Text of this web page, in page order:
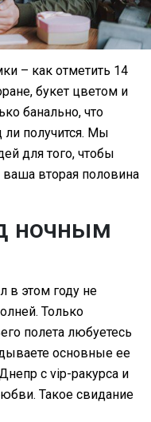
– как отметить 14
букет цветом и
банально, что
ли получится. Мы
для того, чтобы
вторая половина
ночным
в этом году не
Только
полета любуетесь
основные ее
с vip-ракурса и
Такое свидание